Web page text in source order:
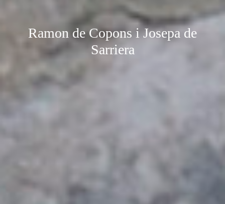
Ramon de Copons i Josepa de
Sarriera